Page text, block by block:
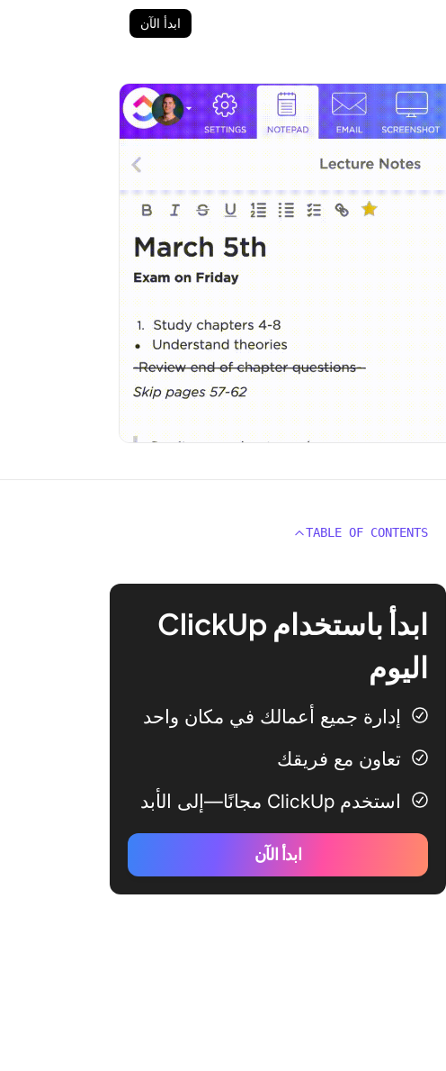
ابدأ الآن
TABLE OF CONTENTS
ابدأ باستخدام ClickUp
اليوم
إدارة جميع أعمالك في مكان واحد
تعاون مع فريقك
استخدم ClickUp مجانًا—إلى الأبد
ابدأ الآن